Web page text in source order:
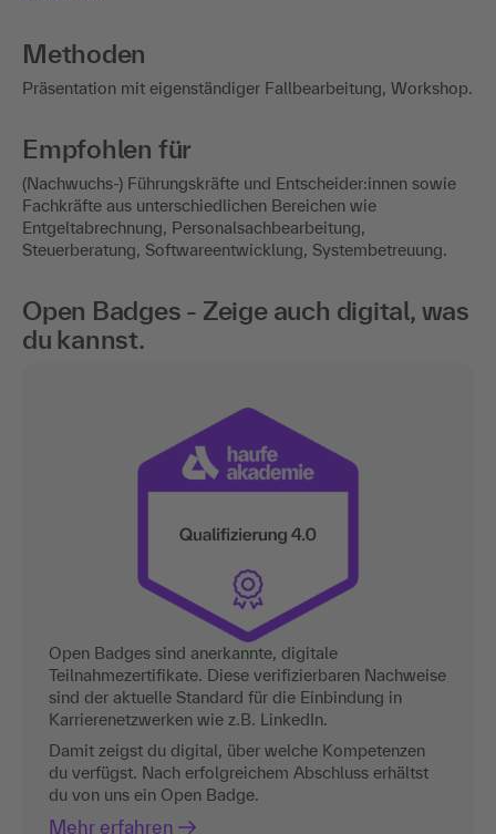
Methoden
Präsentation mit eigenständiger Fallbearbeitung, Workshop.
Empfohlen für
(Nachwuchs-) Führungskräfte und Entscheider:innen sowie
Fachkräfte aus unterschiedlichen Bereichen wie
Entgeltabrechnung, Personalsachbearbeitung,
Steuerberatung, Softwareentwicklung, Systembetreuung.
Open Badges - Zeige auch digital, was
du kannst.
Open Badges sind anerkannte, digitale
Teilnahmezertifikate. Diese verifizierbaren Nachweise
sind der aktuelle Standard für die Einbindung in
Karrierenetzwerken wie z.B. LinkedIn.
Damit zeigst du digital, über welche Kompetenzen
du verfügst. Nach erfolgreichem Abschluss erhältst
du von uns ein Open Badge.
Mehr erfahren